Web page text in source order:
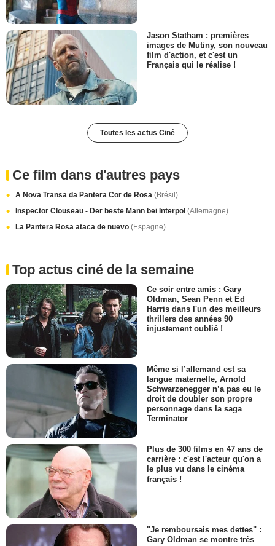
Jason Statham : premières
images de Mutiny, son nouveau
film d'action, et c'est un
Français qui le réalise !
Toutes les actus Ciné
Ce film dans d'autres pays
A Nova Transa da Pantera Cor de Rosa (Brésil)
Inspector Clouseau - Der beste Mann bei Interpol (Allemagne)
La Pantera Rosa ataca de nuevo (Espagne)
Top actus ciné de la semaine
Ce soir entre amis : Gary
Oldman, Sean Penn et Ed
Harris dans l'un des meilleurs
thrillers des années 90
injustement oublié !
Même si l’allemand est sa
langue maternelle, Arnold
Schwarzenegger n’a pas eu le
droit de doubler son propre
personnage dans la saga
Terminator
Plus de 300 films en 47 ans de
carrière : c'est l'acteur qu'on a
le plus vu dans le cinéma
français !
"Je remboursais mes dettes" :
Gary Oldman se montre très